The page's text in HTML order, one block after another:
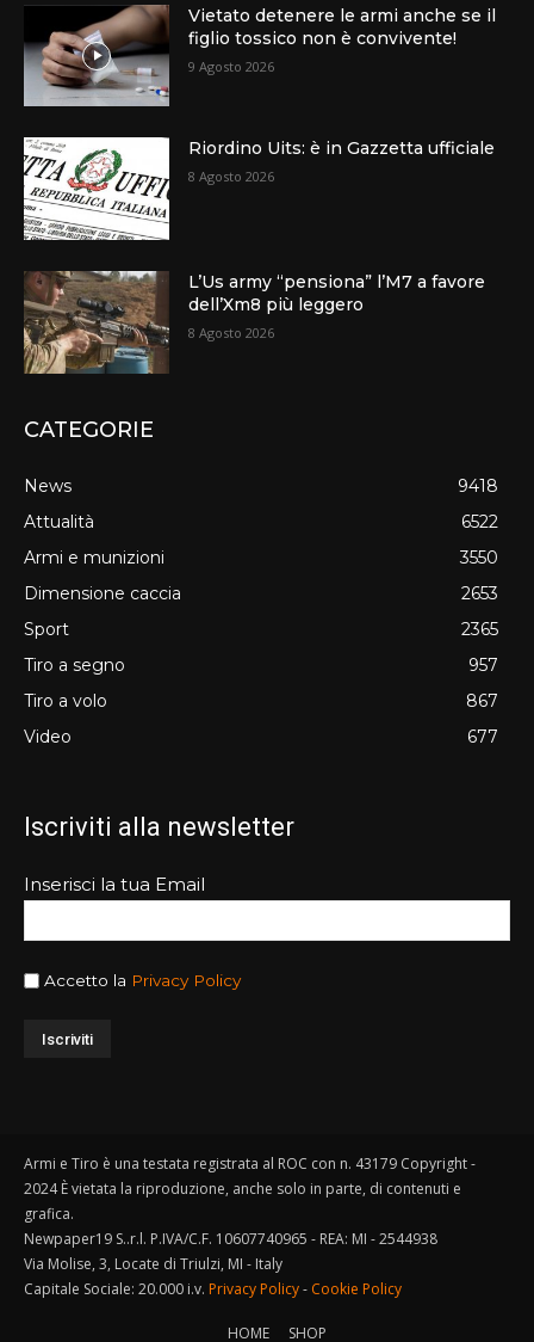
Vietato detenere le armi anche se il
figlio tossico non è convivente!
9 Agosto 2026
Riordino Uits: è in Gazzetta ufficiale
8 Agosto 2026
L’Us army “pensiona” l’M7 a favore
dell’Xm8 più leggero
8 Agosto 2026
CATEGORIE
News
9418
Attualità
6522
Armi e munizioni
3550
Dimensione caccia
2653
Sport
2365
Tiro a segno
957
Tiro a volo
867
Video
677
Iscriviti alla newsletter
Inserisci la tua Email
Accetto la Privacy Policy
Armi e Tiro è una testata registrata al ROC con n. 43179 Copyright -
2024 È vietata la riproduzione, anche solo in parte, di contenuti e
grafica.
Newpaper19 S..r.l. P.IVA/C.F. 10607740965 - REA: MI - 2544938
Via Molise, 3, Locate di Triulzi, MI - Italy
Capitale Sociale: 20.000 i.v. Privacy Policy- Cookie Policy
HOME SHOP